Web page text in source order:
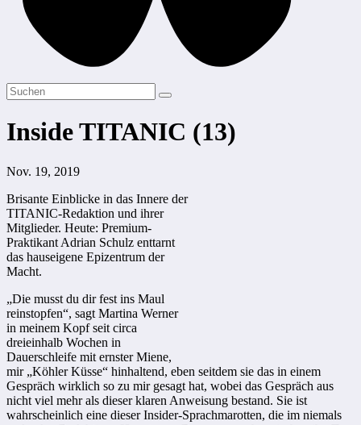
Inside TITANIC (13)
Nov. 19, 2019
Brisante Einblicke in das Innere der
TITANIC-Redaktion und ihrer
Mitglieder. Heute: Premium-
Praktikant Adrian Schulz enttarnt
das hauseigene Epizentrum der
Macht.
„Die musst du dir fest ins Maul
reinstopfen“, sagt Martina Werner
in meinem Kopf seit circa
dreieinhalb Wochen in
Dauerschleife mit ernster Miene,
mir „Köhler Küsse“ hinhaltend, eben seitdem sie das in einem
Gespräch wirklich so zu mir gesagt hat, wobei das Gespräch aus
nicht viel mehr als dieser klaren Anweisung bestand. Sie ist
wahrscheinlich eine dieser Insider-Sprachmarotten, die im niemals